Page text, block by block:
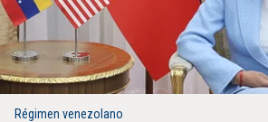
Régimen venezolano